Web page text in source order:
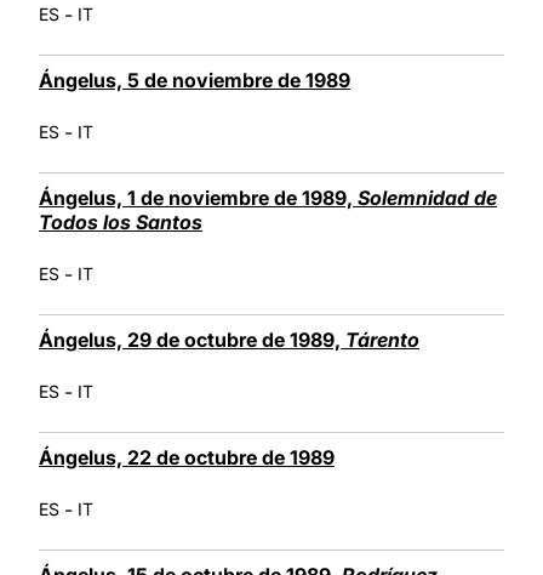
ES - IT
Ángelus, 5 de noviembre de 1989
ES - IT
Ángelus, 1 de noviembre de 1989, Solemnidad de
Todos los Santos
ES - IT
Ángelus, 29 de octubre de 1989, Tárento
ES - IT
Ángelus, 22 de octubre de 1989
ES - IT